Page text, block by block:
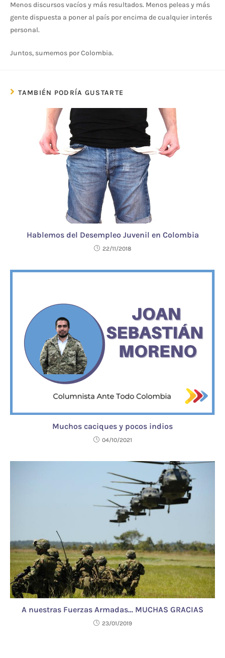
Menos discursos vacíos y más resultados. Menos peleas y más
gente dispuesta a poner al país por encima de cualquier interés
personal.
Juntos, sumemos por Colombia.
TAMBIÉN PODRÍA GUSTARTE
Hablemos del Desempleo Juvenil en Colombia
22/11/2018
Muchos caciques y pocos indios
04/10/2021
A nuestras Fuerzas Armadas… MUCHAS GRACIAS
23/01/2019